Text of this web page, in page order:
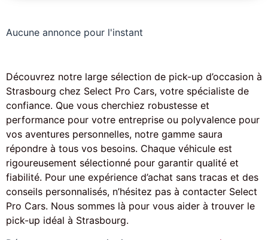
Aucune annonce pour l'instant
Découvrez notre large sélection de pick-up d’occasion à
Strasbourg chez Select Pro Cars, votre spécialiste de
confiance. Que vous cherchiez robustesse et
performance pour votre entreprise ou polyvalence pour
vos aventures personnelles, notre gamme saura
répondre à tous vos besoins. Chaque véhicule est
rigoureusement sélectionné pour garantir qualité et
fiabilité. Pour une expérience d’achat sans tracas et des
conseils personnalisés, n’hésitez pas à contacter Select
Pro Cars. Nous sommes là pour vous aider à trouver le
pick-up idéal à Strasbourg.